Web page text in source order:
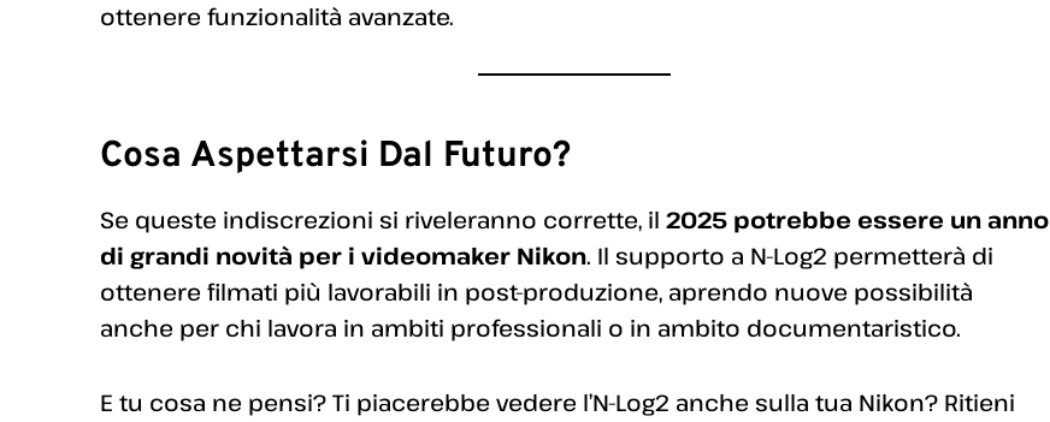
ottenere funzionalità avanzate.
Cosa Aspettarsi Dal Futuro?
Se queste indiscrezioni si riveleranno corrette, il 2025 potrebbe essere un anno
di grandi novità per i videomaker Nikon. Il supporto a N-Log2 permetterà di
ottenere filmati più lavorabili in post-produzione, aprendo nuove possibilità
anche per chi lavora in ambiti professionali o in ambito documentaristico.
E tu cosa ne pensi? Ti piacerebbe vedere l’N-Log2 anche sulla tua Nikon? Ritieni